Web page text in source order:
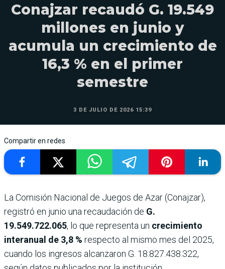
Conajzar recaudó G. 19.549
millones en junio y
acumula un crecimiento de
16,3 % en el primer
semestre
3 DE JULIO DE 2026 15:39
Compartir en redes
La Comisión Nacional de Juegos de Azar (Conajzar),
registró en junio una recaudación de G.
19.549.722.065, lo que representa un crecimiento
interanual de 3,8 % respecto al mismo mes del 2025,
cuando los ingresos alcanzaron G. 18.827.438.322,